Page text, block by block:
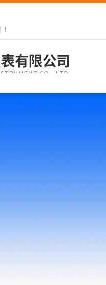
！